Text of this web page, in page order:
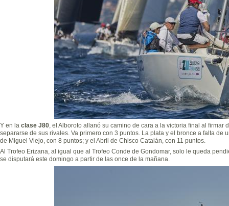
Y en la clase J80, el Alboroto allanó su camino de cara a la victoria final al firmar
separarse de sus rivales. Va primero con 3 puntos. La plata y el bronce a falta de
de Miguel Viejo, con 8 puntos; y el Abril de Chisco Catalán, con 11 puntos.
Al Trofeo Erizana, al igual que al Trofeo Conde de Gondomar, solo le queda
se disputará este domingo a partir de las once de la mañana.